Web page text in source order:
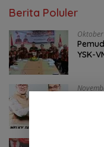
Berita Poluler
YSK-